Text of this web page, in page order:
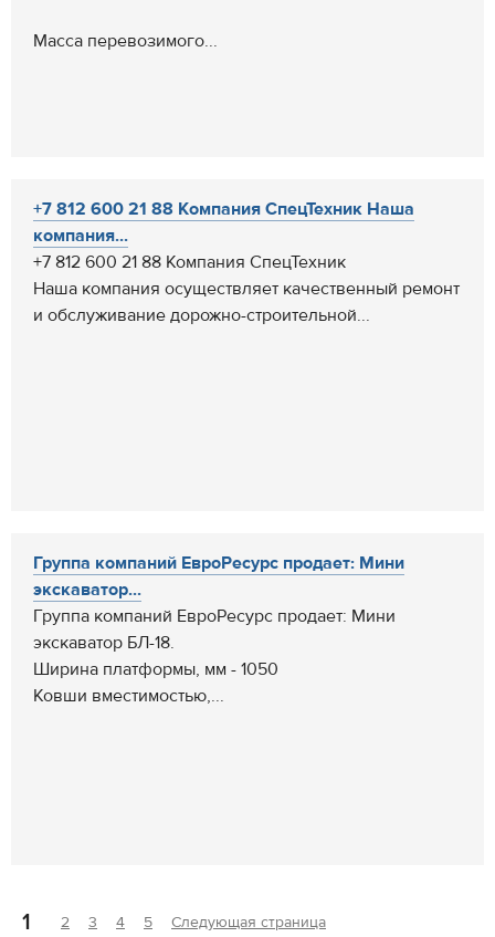
Масса перевозимого...
+7 812 600 21 88 Компания СпецТехник Наша
компания...
+7 812 600 21 88 Компания СпецТехник
Наша компания осуществляет качественный ремонт
и обслуживание дорожно-строительной...
Группа компаний ЕвроРесурс продает: Мини
экскаватор...
Группа компаний ЕвроРесурс продает: Мини
экскаватор БЛ-18.
Ширина платформы, мм - 1050
Ковши вместимостью,...
1 2 3 4 5 Следующая страница